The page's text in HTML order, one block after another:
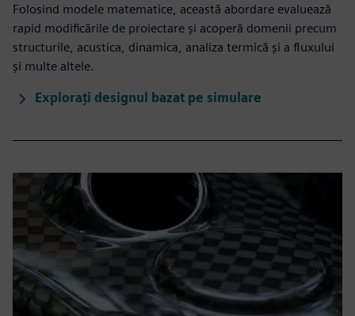
Folosind modele matematice, această abordare evaluează
rapid modificările de proiectare și acoperă domenii precum
structurile, acustica, dinamica, analiza termică și a fluxului
și multe altele.
Explorați designul bazat pe simulare